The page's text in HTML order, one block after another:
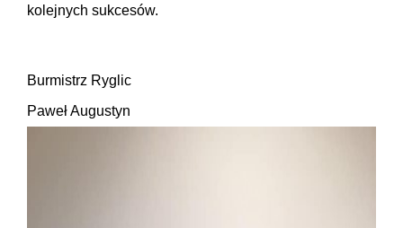
kolejnych sukcesów.
Burmistrz Ryglic
Paweł Augustyn